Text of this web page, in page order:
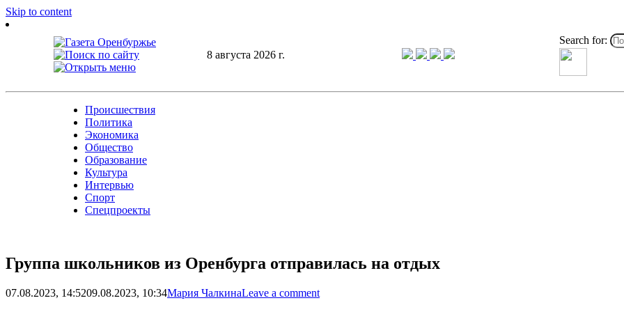
Skip to content
8 августа 2026 г.
Search for:
Происшествия
Политика
Экономика
Общество
Образование
Культура
Интервью
Спорт
Спецпроекты
Группа школьников из Оренбурга отправилась на отдых
07.08.2023, 14:5209.08.2023, 10:34Мария ЧалкинаLeave a comment